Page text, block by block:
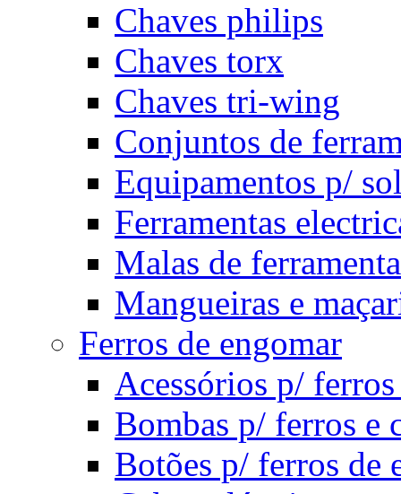
Chaves philips
Chaves torx
Chaves tri-wing
Conjuntos de
Equipamentos p/
Ferramentas
Malas de
Mangueiras e
Ferros de engomar
Acessórios p/
Bombas p/ ferros e
Botões p/ ferros de